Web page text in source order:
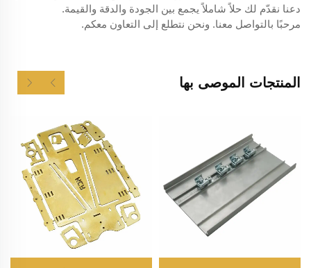
دعنا نقدّم لك حلاً شاملاً يجمع بين الجودة والدقة والقيمة.
مرحبًا بالتواصل معنا. ونحن نتطلع إلى التعاون معكم.
المنتجات الموصى بها